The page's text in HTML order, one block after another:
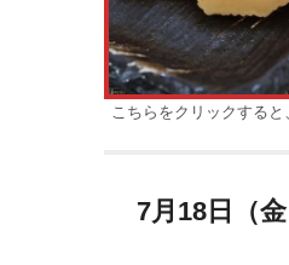
こちらをクリックすると
7月18日（金